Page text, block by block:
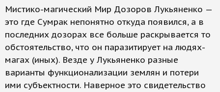
Мистико-магический Мир Дозоров Лукьяненко —
это где Сумрак непонятно откуда появился, а в
последних дозорах все больше раскрывается то
обстоятельство, что он паразитирует на людях-
магах (иных). Везде у Лукьяненко разные
варианты функционализации землян и потери
ими субъектности. Наверное это свидетельство